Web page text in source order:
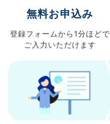
無料お申込み
登録フォームから 1分ほどで
ご入力 いただけます